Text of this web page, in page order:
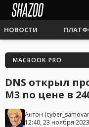
НОВОСТИ
MACBOOK PRO
DNS открыл
M3 по цене в
Антон (cyber_samovar
12:40, 23 ноября 2023